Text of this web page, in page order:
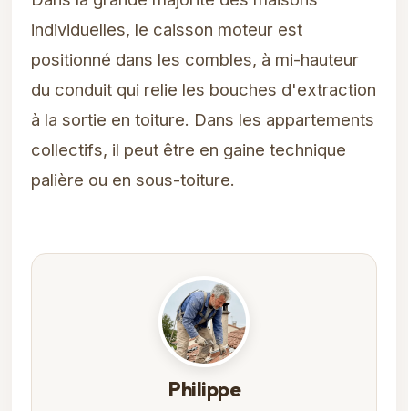
individuelles, le caisson moteur est
positionné dans les combles, à mi-hauteur
du conduit qui relie les bouches d'extraction
à la sortie en toiture. Dans les appartements
collectifs, il peut être en gaine technique
palière ou en sous-toiture.
Philippe